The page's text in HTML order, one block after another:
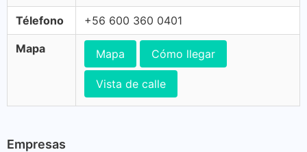
Télefono +56 600 360 0401
Mapa Mapa Cómo llegar
Vista de calle
Empresas